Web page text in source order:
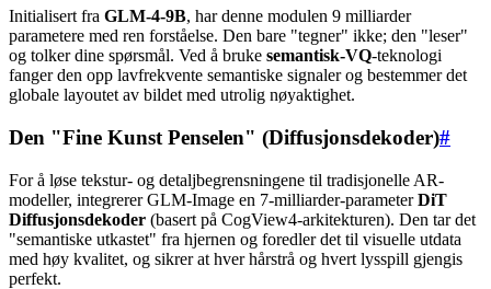
Initialisert fra GLM-4-9B, har denne modulen 9 milliarder
parametere med ren forståelse. Den bare "tegner" ikke; den "leser"
og tolker dine spørsmål. Ved å bruke semantisk-VQ-teknologi
fanger den opp lavfrekvente semantiske signaler og bestemmer det
globale layoutet av bildet med utrolig nøyaktighet.
Den "Fine Kunst Penselen" (Diffusjonsdekoder)#
For å løse tekstur- og detaljbegrensningene til tradisjonelle AR-
modeller, integrerer GLM-Image en 7-milliarder-parameterDiT
Diffusjonsdekoder (basert på CogView4-arkitekturen). Den tar det
"semantiske utkastet" fra hjernen og foredler det til visuelle utdata
med høy kvalitet, og sikrer at hver hårstrå og hvert lysspill gjengis
perfekt.